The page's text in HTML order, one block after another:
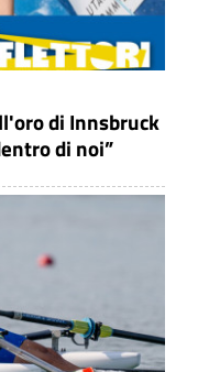
di Innsbruck
di noi”